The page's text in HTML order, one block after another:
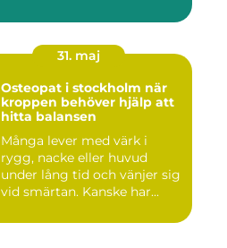
31. maj
Osteopat i stockholm när
kroppen behöver hjälp att
hitta balansen
Många lever med värk i
rygg, nacke eller huvud
under lång tid och vänjer sig
vid smärtan. Kanske har...